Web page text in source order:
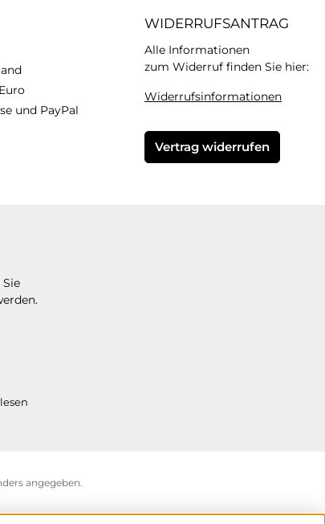
und PayPal
WIDERRUFSANTRAG
Alle Informationen
zum Widerruf finden Sie hier:
Widerrufsinformationen
Vertrag widerrufen
angegeben.